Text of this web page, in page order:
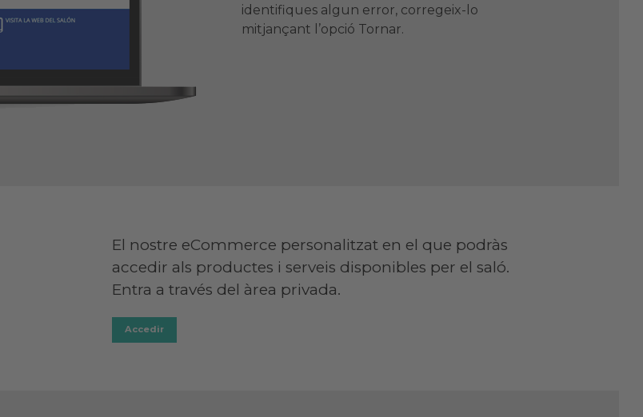
identifiques algun error, corregeix-lo
mitjançant l’opció Tornar.
El nostre eCommerce personalitzat en el que podràs
accedir als productes i serveis disponibles per el saló.
Entra a través del àrea privada.
Accedir